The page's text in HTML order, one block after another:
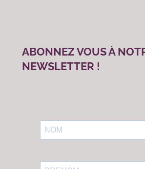
ABONNEZ VOUS À
NEWSLETTER !